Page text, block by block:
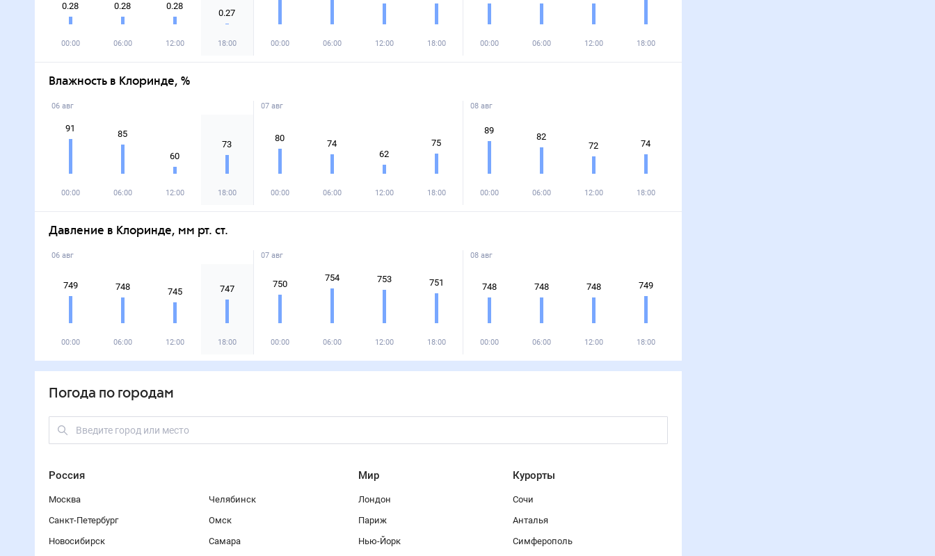
0.28
00:00
0.28
06:00
0.28
12:00
0.27
18:00 00:00 06:00 12:00 18:00 00:00 06:00 12:00 18:00
Влажность в Клоринде, %
06 авг
91
00:00
85
06:00
60
12:00
73
18:00
07 авг
80
00:00
74
06:00
62
12:00
75
18:00
08 авг
89
00:00
82
06:00
72
12:00
74
18:00
Давление в Клоринде, мм рт. ст.
06 авг
749
00:00
748
06:00
745
12:00
747
18:00
07 авг
750
00:00
754
06:00
753
12:00
751
18:00
08 авг
748
00:00
748
06:00
748
12:00
749
18:00
Погода по городам
Россия
Москва
Санкт-Петербург
Новосибирск
Челябинск
Омск
Самара
Мир
Лондон
Париж
Нью-Йорк
Курорты
Сочи
Анталья
Симферополь